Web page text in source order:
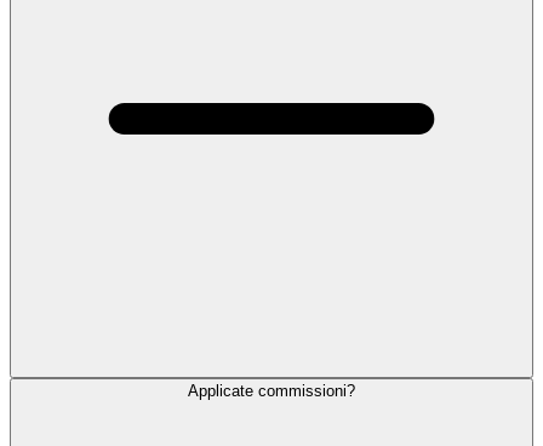
Applicate commissioni?